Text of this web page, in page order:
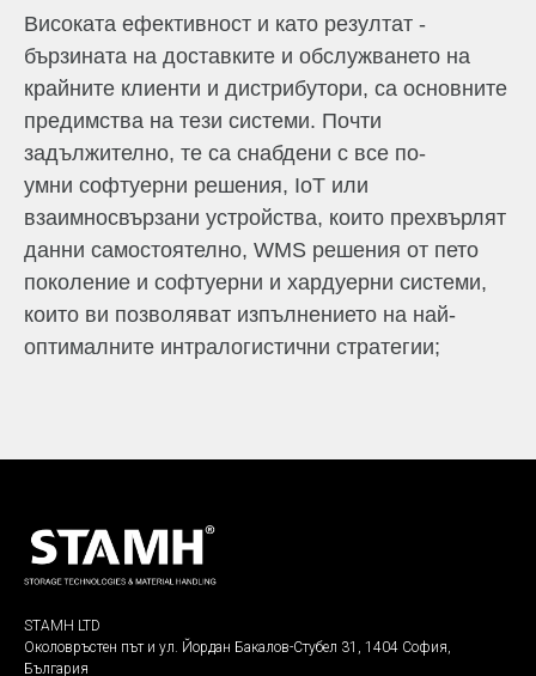
Високата ефективност и като резултат -
бързината на доставките и обслужването на
крайните клиенти и дистрибутори, са основните
предимства на тези системи. Почти
задължително, те са снабдени с все по-
умни софтуерни решения, IoT или
взаимносвързани устройства, които прехвърлят
данни самостоятелно, WMS решения от пето
поколение и софтуерни и хардуерни системи,
които ви позволяват изпълнението на най-
оптималните интралогистични стратегии;
STAMH LTD
Околовръстен път и ул. Йордан Бакалов-Стубел 31, 1404 София,
България